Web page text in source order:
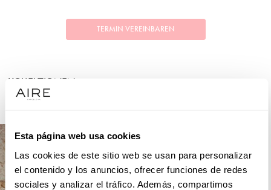
Esta página web usa cookies
Las cookies de este sitio web se usan para personalizar
el contenido y los anuncios, ofrecer funciones de redes
sociales y analizar el tráfico. Además, compartimos
TERMIN VEREINBAREN
KOLLEKTIONEN